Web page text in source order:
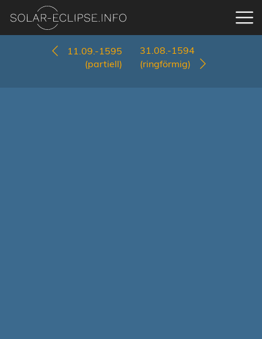
11.09.-1595
(partiell)
31.08.-1594
(ringförmig)